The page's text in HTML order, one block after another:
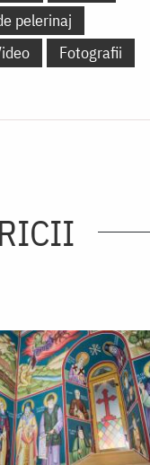
pelerinaj
Fotografii